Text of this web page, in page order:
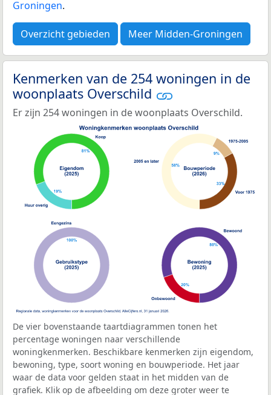
Groningen.
Overzicht gebieden Meer Midden-Groningen
Kenmerken van de 254 woningen in de
woonplaats Overschild
Er zijn 254 woningen in de woonplaats Overschild.
De vier bovenstaande taartdiagrammen tonen het
percentage woningen naar verschillende
woningkenmerken. Beschikbare kenmerken zijn eigendom,
bewoning, type, soort woning en bouwperiode. Het jaar
waar de data voor gelden staat in het midden van de
grafiek. Klik op de afbeelding om deze groter weer te